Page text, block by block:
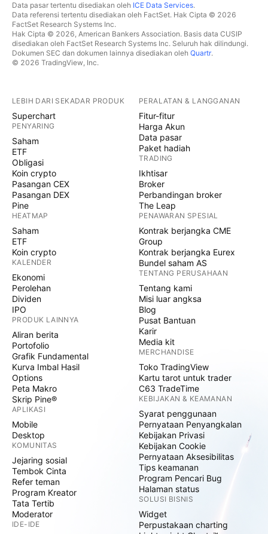
Data pasar tertentu disediakan oleh ICE Data Services.
Data referensi tertentu disediakan oleh FactSet. Hak Cipta © 2026
FactSet Research Systems Inc.
Hak Cipta © 2026, American Bankers Association. Basis data CUSIP
disediakan oleh FactSet Research Systems Inc. Seluruh hak dilindungi.
Dokumen SEC dan dokumen lainnya disediakan oleh Quartr.
© 2026 TradingView, Inc.
LEBIH DARI SEKADAR PRODUK
Superchart
PENYARING
Saham
ETF
Obligasi
Koin crypto
Pasangan CEX
Pasangan DEX
Pine
HEATMAP
Saham
ETF
Koin crypto
KALENDER
Ekonomi
Perolehan
Dividen
IPO
PRODUK LAINNYA
Aliran berita
Portofolio
Grafik Fundamental
Kurva Imbal Hasil
Options
Peta Makro
Skrip Pine®
APLIKASI
Mobile
Desktop
KOMUNITAS
Jejaring sosial
Tembok Cinta
Refer teman
Program Kreator
Tata Tertib
Moderator
IDE-IDE
PERALATAN & LANGGANAN
Fitur-fitur
Harga Akun
Data pasar
Paket hadiah
TRADING
Ikhtisar
Broker
Perbandingan broker
The Leap
PENAWARAN SPESIAL
Kontrak berjangka CME
Group
Kontrak berjangka Eurex
Bundel saham AS
TENTANG PERUSAHAAN
Tentang kami
Misi luar angksa
Blog
Pusat Bantuan
Karir
Media kit
MERCHANDISE
Toko TradingView
Kartu tarot untuk trader
C63 TradeTime
KEBIJAKAN & KEAMANAN
Syarat penggunaan
Pernyataan Penyangkalan
Kebijakan Privasi
Kebijakan Cookie
Pernyataan Aksesibilitas
Tips keamanan
Program Pencari Bug
Halaman status
SOLUSI BISNIS
Widget
Perpustakaan charting